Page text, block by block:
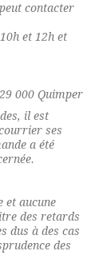
contacter
et 12h et
000 Quimper
il est
ses
a été
et aucune
des retards
dus à des cas
des